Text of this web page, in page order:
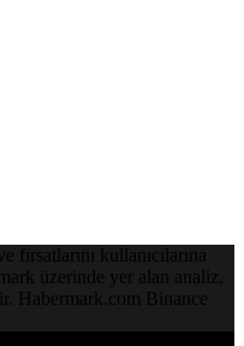
kullanıcılarına
üzerinde yer alan analiz,
Habermark.com Binance